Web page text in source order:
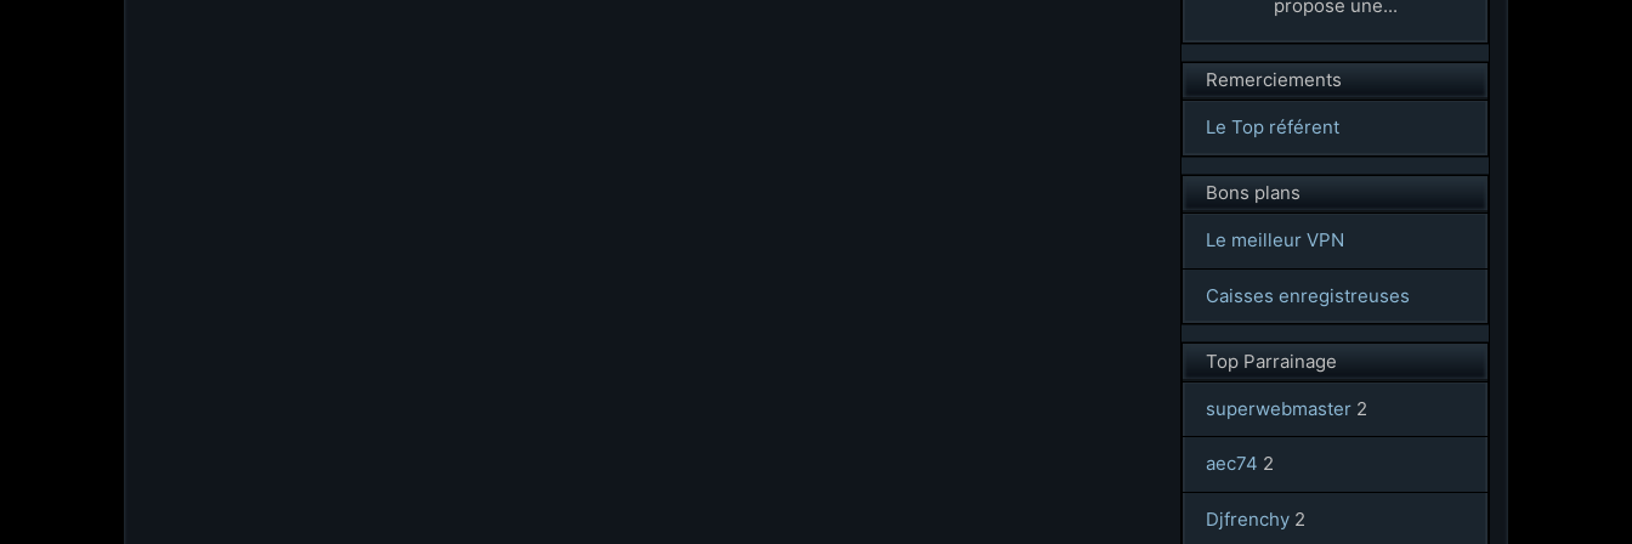
propose une...
Remerciements
Le Top référent
Bons plans
Le meilleur VPN
Caisses enregistreuses
Top Parrainage
superwebmaster 2
aec74 2
Djfrenchy 2